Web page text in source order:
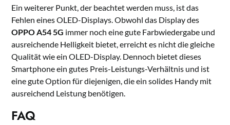
Ein weiterer Punkt, der beachtet werden muss, ist das
Fehlen eines OLED-Displays. Obwohl das Display des
OPPO A54 5G immer noch eine gute Farbwiedergabe und
ausreichende Helligkeit bietet, erreicht es nicht die gleiche
Qualität wie ein OLED-Display. Dennoch bietet dieses
Smartphone ein gutes Preis-Leistungs-Verhältnis und ist
eine gute Option für diejenigen, die ein solides Handy mit
ausreichend Leistung benötigen.
FAQ